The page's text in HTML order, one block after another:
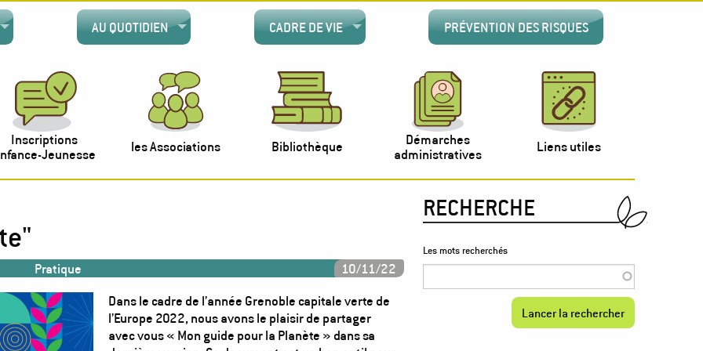
AU QUOTIDIEN CADRE DE VIE PRÉVENTION DES RISQUES
Inscriptions
Jeunesse
les Associations Bibliothèque
Démarches
administratives
Liens utiles
Pratique
10/11/22
Dans le cadre de l’année Grenoble capitale verte de
l’Europe 2022, nous avons le plaisir de partager
avec vous « Mon guide pour la Planète » dans sa
RECHERCHE
Les mots recherchés